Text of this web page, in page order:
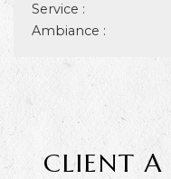
Service :
Ambiance :
CLIENT A